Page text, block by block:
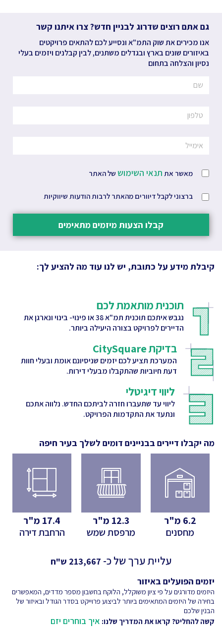
גם אתם רוצים שדרוג לבניין חדש? צרו איתנו קשר
אנו מכירים את שוק התמ"א ונסייע לכם להתאים פרויקטים
באיזורים שונים בארץ ובגדלים משתנים, לבין קבלנים ויזמים בעלי
נסיון והצלחה בתחום
מאשר את תנאי השימוש של האתר
ברצוני לקבל דיוורים מהאתר לרבות הודעות שיווקיות
קבלו הצעות מיזמים מתאימים
קיבלת מידע על כתובת, יש לנו עוד מה להציע לך:
תוכנית מותאמת לכם
נגבש איתכם תוכנית תמ"א 38 או פינוי- בינוי ונארגן את
הדיירים לפרויקט בצורה היעילה ביותר.
בדיקת CitySquare
המערכת תציע לכם יזמים שניסיונם אומת ובעלי חוות
דעת חיוביות שהתקבלו מבעלי דירות.
ליווי דיגיטלי
ליווי עד שתעברו חזרה לביתכם החדש. נלווה אתכם
ונתעד את התקדמות הפרויקט.
מה יקבלו דיירים בבניינים דומים לשלך בעיר חיפה
6.2 מ"ר
מחסנים
12.3 מ"ר
מרפסת שמש
17.4 מ"ר
הרחבת דירה
עליית ערך של כ-
ש"ח
יזמים הפועלים באיזור
היזמים מדורגים על פי ציון משוקלל, הלוקח בחשבון מספר מדדים, המאפשרים
בחירה של היזמים המתאימים ביותר לביצוע פרוייקט בסדר הגודל ובאיזור של
הבנין שלכם
קשה להחליט? קראו את המדריך שלנו: איך בוחרים יזם